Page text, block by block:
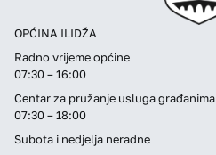
OPĆINA ILIDŽA
Radno vrijeme općine
07:30 – 16:00
Centar za pružanje usluga građanima
07:30 – 18:00
Subota i nedjelja neradne